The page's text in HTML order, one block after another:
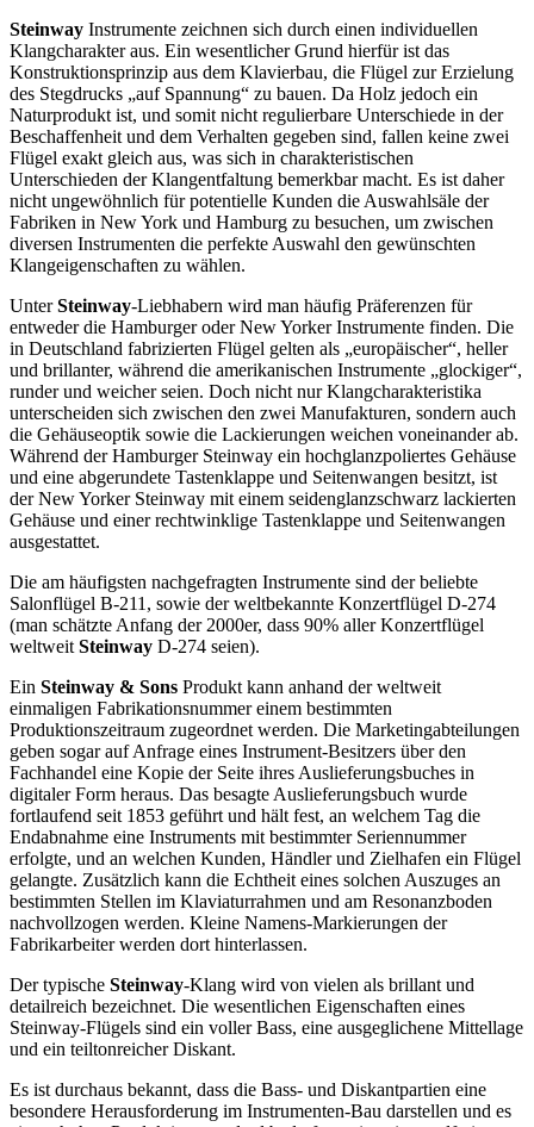
Steinway Instrumente zeichnen sich durch einen individuellen
Klangcharakter aus. Ein wesentlicher Grund hierfür ist das
Konstruktionsprinzip aus dem Klavierbau, die Flügel zur Erzielung
des Stegdrucks „auf Spannung“ zu bauen. Da Holz jedoch ein
Naturprodukt ist, und somit nicht regulierbare Unterschiede in der
Beschaffenheit und dem Verhalten gegeben sind, fallen keine zwei
Flügel exakt gleich aus, was sich in charakteristischen
Unterschieden der Klangentfaltung bemerkbar macht. Es ist daher
nicht ungewöhnlich für potentielle Kunden die Auswahlsäle der
Fabriken in New York und Hamburg zu besuchen, um zwischen
diversen Instrumenten die perfekte Auswahl den gewünschten
Klangeigenschaften zu wählen.
UnterSteinway-Liebhabern wird man häufig Präferenzen für
entweder die Hamburger oder New Yorker Instrumente finden. Die
in Deutschland fabrizierten Flügel gelten als „europäischer“, heller
und brillanter, während die amerikanischen Instrumente „glockiger“,
runder und weicher seien. Doch nicht nur Klangcharakteristika
unterscheiden sich zwischen den zwei Manufakturen, sondern auch
die Gehäuseoptik sowie die Lackierungen weichen voneinander ab.
Während der Hamburger Steinway ein hochglanzpoliertes Gehäuse
und eine abgerundete Tastenklappe und Seitenwangen besitzt, ist
der New Yorker Steinway mit einem seidenglanzschwarz lackierten
Gehäuse und einer rechtwinklige Tastenklappe und Seitenwangen
ausgestattet.
Die am häufigsten nachgefragten Instrumente sind der beliebte
Salonflügel B-211, sowie der weltbekannte Konzertflügel D-274
(man schätzte Anfang der 2000er, dass 90% aller Konzertflügel
weltweit Steinway D-274 seien).
Ein Steinway & Sons Produkt kann anhand der weltweit
einmaligen Fabrikationsnummer einem bestimmten
Produktionszeitraum zugeordnet werden. Die Marketingabteilungen
geben sogar auf Anfrage eines Instrument-Besitzers über den
Fachhandel eine Kopie der Seite ihres Auslieferungsbuches in
digitaler Form heraus. Das besagte Auslieferungsbuch wurde
fortlaufend seit 1853 geführt und hält fest, an welchem Tag die
Endabnahme eine Instruments mit bestimmter Seriennummer
erfolgte, und an welchen Kunden, Händler und Zielhafen ein Flügel
gelangte. Zusätzlich kann die Echtheit eines solchen Auszuges an
bestimmten Stellen im Klaviaturrahmen und am Resonanzboden
nachvollzogen werden. Kleine Namens-Markierungen der
Fabrikarbeiter werden dort hinterlassen.
Der typische Steinway-Klang wird von vielen als brillant und
detailreich bezeichnet. Die wesentlichen Eigenschaften eines
Steinway-Flügels sind ein voller Bass, eine ausgeglichene Mittellage
und ein teiltonreicher Diskant.
Es ist durchaus bekannt, dass die Bass- und Diskantpartien eine
besondere Herausforderung im Instrumenten-Bau darstellen und es